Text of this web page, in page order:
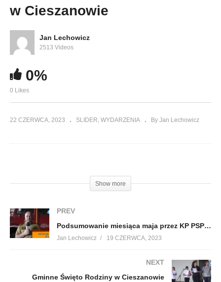
w Cieszanowie
Jan Lechowicz
2513 Videos
0%
0 Likes
22 CZERWCA, 2023 SLIDER WYDARZENIA By Jan Lechowicz
Show more
PREV
Podsumowanie miesiąca maja przez KP PSP w Lubaczowie
Jan Lechowicz 19 CZERWCA, 2023
NEXT
Gminne Święto Rodziny w Cieszanowie